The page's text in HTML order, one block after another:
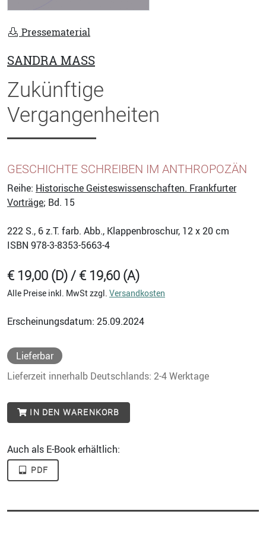
Pressematerial
SANDRA MASS
Zukünftige
Vergangenheiten
GESCHICHTE SCHREIBEN IM ANTHROPOZÄN
Reihe: Historische Geisteswissenschaften. Frankfurter
Vorträge; Bd. 15
222 S., 6 z.T. farb. Abb., Klappenbroschur, 12 x 20 cm
ISBN 978-3-8353-5663-4
€ 19,00 (D) / € 19,60 (A)
Alle Preise inkl. MwSt zzgl. Versandkosten
Erscheinungsdatum: 25.09.2024
Lieferbar
Lieferzeit innerhalb Deutschlands: 2-4 Werktage
IN DEN WARENKORB
Auch als E-Book erhältlich:
PDF